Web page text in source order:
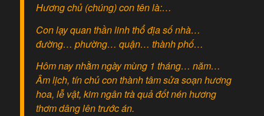
Hương chủ (chúng) con tên là:…
Con lạy quan thần linh thổ địa số nhà…
đường… phường… quận… thành phố…
Hôm nay nhằm ngày mùng 1 tháng… năm…
Âm lịch, tín chủ con thành tâm sửa soạn hương
hoa, lễ vật, kim ngân trà quả đốt nén hương
thơm dâng lên trước án.